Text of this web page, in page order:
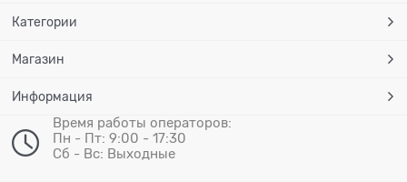
Категории
Магазин
Информация
Время работы операторов:
Пн - Пт: 9:00 - 17:30
Сб - Вс: Выходные